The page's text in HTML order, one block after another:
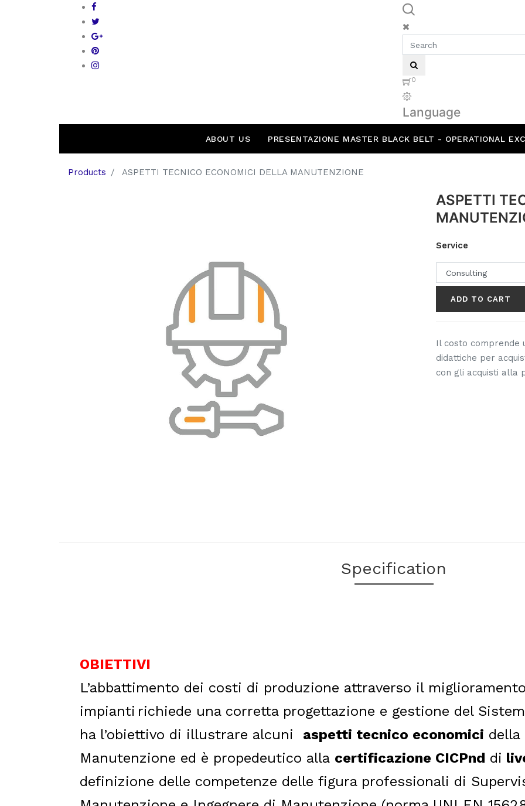
0
Language
ABOUT US PRESENTAZIONE MASTER BLACK BELT - OPERATIONAL
Products ASPETTI TECNICO ECONOMICI DELLA MANUTENZIONE
ASPETTI
Service
ADD TO CART
Il costo comprende
didattiche per
con gli acquisti alla
Specification
OBIETTIVI
L’abbattimento dei costi di produzione attraverso il
impianti richiede una corretta progettazione e gestione del
ha l’obiettivo di illustrare alcuni aspetti tecnico economici della
Manutenzione ed è propedeutico alla certificazione CICPnd di
definizione delle competenze delle figura professionali di